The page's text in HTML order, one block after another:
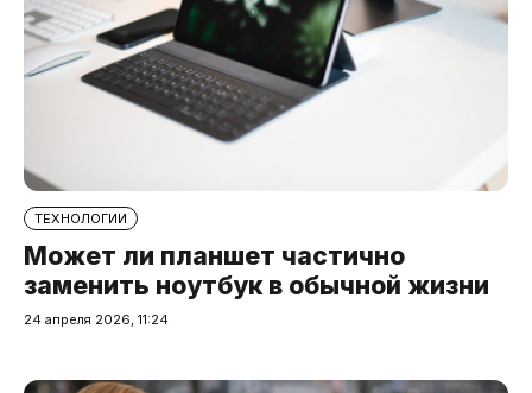
ТЕХНОЛОГИИ
Может ли планшет частично
заменить ноутбук в обычной жизни
24 апреля 2026, 11:24